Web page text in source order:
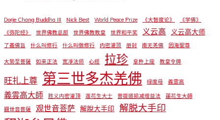
Dorje Chang Buddha III Nick Best World Peace Prize 《大智度论》
《学佛》
《弥陀经》
世界佛教总部 世界佛教教皇 世界和平奖 义云高 义云高大师
了義佛旨 什么叫修行 什么叫做修行 内密灌顶 册封 南无羌佛 因海聖尊
大勢至菩薩 如来正法 宽凈法师 心經 拉珍 拿杵上座 教皇令牌
旺扎上尊 第三世多杰羌佛 绿度母 義雲高
義雲高大師 胜义内密灌顶 莲花生大士 菩提道损减增益法
蓮花生大師
觀世音菩薩
观世音菩萨 解脫大手印 解脱大手印